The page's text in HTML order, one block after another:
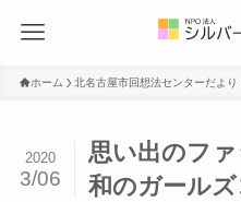
ホーム 北名古屋市回想法センターだより
思い出のフ
和のガールズ
2020
3/06